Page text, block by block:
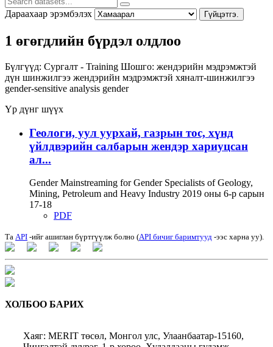
Дараахаар эрэмбэлэх Гүйцэтгэ.
1 өгөгдлийн бүрдэл олдлоо
Бүлгүүд: Сургалт - Training Шошго: жендэрийн мэдрэмжтэй
дүн шинжилгээ жендэрийн мэдрэмжтэй хяналт-шинжилгээ
gender-sensitive analysis gender
Үр дүнг шүүх
Геологи, уул уурхай, газрын тос, хүнд
үйлдвэрийн салбарын жендэр хариуцсан
ал...
Gender Mainstreaming for Gender Specialists of Geology,
Mining, Petroleum and Heavy Industry 2019 оны 6-р сарын
17-18
PDF
Та API -ийг ашиглан бүртгүүлж болно (API бичиг баримтууд -ээс харна уу).
ХОЛБОО БАРИХ
Хаяг: MERIT төсөл, Монгол улс, Улаанбаатар-15160,